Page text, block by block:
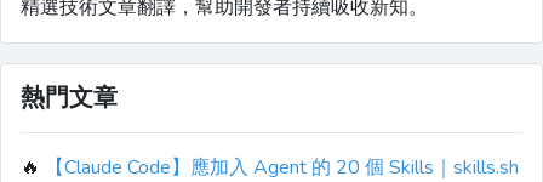
精選技術文章翻譯，幫助開發者持續吸收新知。
熱門文章
🔥
【Claude Code】應加入 Agent 的 20 個 Skills｜skills.sh